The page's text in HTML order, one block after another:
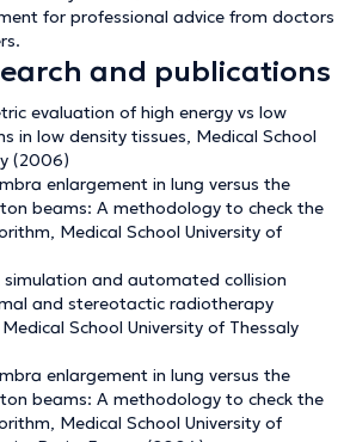
for professional advice from doctors
and publications
evaluation of high energy vs low
in low density tissues, Medical School
(2006)
enlargement in lung versus the
beams: A methodology to check the
Medical School University of
and automated collision
and stereotactic radiotherapy
School University of Thessaly
enlargement in lung versus the
beams: A methodology to check the
Medical School University of